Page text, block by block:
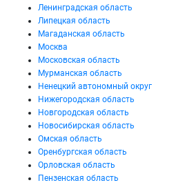
Ленинградская область
Липецкая область
Магаданская область
Москва
Московская область
Мурманская область
Ненецкий автономный округ
Нижегородская область
Новгородская область
Новосибирская область
Омская область
Оренбургская область
Орловская область
Пензенская область